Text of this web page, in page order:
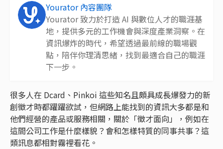
Yourator 內容團隊
Yourator 致力於打造 AI 與數位人才的職涯基
地，提供多元的工作機會與深度產業洞察。在
資訊爆炸的時代，希望透過最前線的職場觀
點，陪伴你理清思緒，找到最適合自己的職涯
下一步。
很多人在 Dcard、Pinkoi 這些知名且頗具成長爆發力的新
創徵才時都躍躍欲試，但網路上能找到的資訊大多都是和
他們經營的產品或服務相關，關於「徵才面向」，例如在
這間公司工作是什麼樣貌？會和怎樣特質的同事共事？這
類訊息都相對霧裡看花。